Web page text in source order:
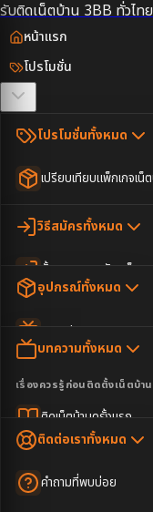
รับติดเน็ตบ้าน 3BB ทั่วไทย
หน้าแรก
โปรโมชั่น
โปรโมชั่นทั้งหมด
เปรียบเทียบแพ็กเกจเน็
เน็ตบ้าน Super Fast
เน็ตบ้าน 2Gbps
เน็ตบ้านพร้อมกล่องทีวี
เน็ตบ้าน + Netflix
เน็ตบ้าน + บริการเสริม
ตรวจสอบพื้นที่
วิธีสมัครทั้งหมด
ขั้นตอนการสมัครเน็ต
อุปกรณ์
อุปกรณ์ทั้งหมด
AIS Play Box
Dongle เน็ตสำรอง
บทความ
บทความทั้งหมด
เรื่องควรรู้ก่อนติดตั้งเน็ตบ้าน
ติดเน็ตบ้านครั้งแรก
ข่าวสาร
ติดต่อเราทั้งหมด
คำถามที่พบบ่อย
🇹🇭🇬🇧